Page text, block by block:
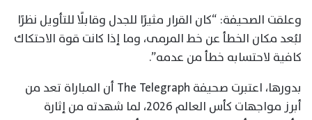
وعلقت الصحيفة: “كان القرار مثيرًا للجدل وقابلًا للتأويل نظرًا
لبُعد مكان الخطأ عن خط المرمى، وما إذا كانت قوة الاحتكاك
كافية لاحتسابه خطأ من عدمه”.
بدورها، اعتبرت صحيفة The Telegraph أن المباراة تعد من
أبرز مواجهات كأس العالم 2026، لما شهدته من إثارة